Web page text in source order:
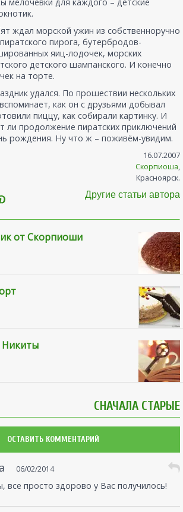
мелочевки для каждого – детские
ждал морской ужин из собственноручно
пирога, бутербродов-
яиц-лодочек, морских
детского шампанского. И конечно
на торте.
удался. По прошествии нескольких
как он с друзьями добывал
пиццу, как собирали картинку. И
ли продолжение пиратских приключений
рождения. Ну что ж – поживём-увидим.
16.07.2007
Скорпиоша,
Красноярск.
Другие статьи автора
от Скорпиоши
Никиты
СНАЧАЛА СТАРЫЕ
ОСТАВИТЬ КОММЕНТАРИЙ
06/02/2014
все просто здорово у Вас получилось!